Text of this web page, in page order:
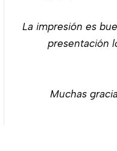
La impresión es
presentación
Muchas